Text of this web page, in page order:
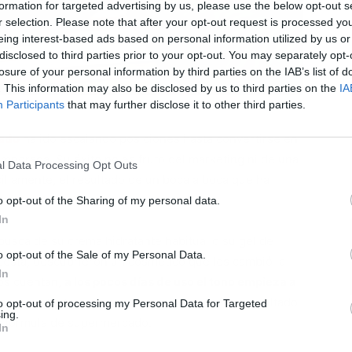
for targeted advertising by us, please use the below opt-out
selection. Please note that after your opt-out request is processed
interest-based ads based on personal information utilized by us
to third parties prior to your opt-out. You may separately
of your personal information by third parties on the IAB’s list of
This information may also be disclosed by us to third parties on the
Participants that may further disclose it to other third parties.
Data Processing Opt Outs
opt-out of the Sharing of my personal data.
opt-out of the Sale of my Personal Data.
opt-out of processing my Personal Data for Targeted
ha ido escalando posiciones hasta convertirse en
Su éxito no es fruto del marketing ni de una
el resultado de un boca a boca que ha
probado.
de su crema hidratante habitual o su gel de
descubrieron un cosmético que les cambió la
cuentan,
una textura jugosa que recuerda más al resultado
de supermercado.